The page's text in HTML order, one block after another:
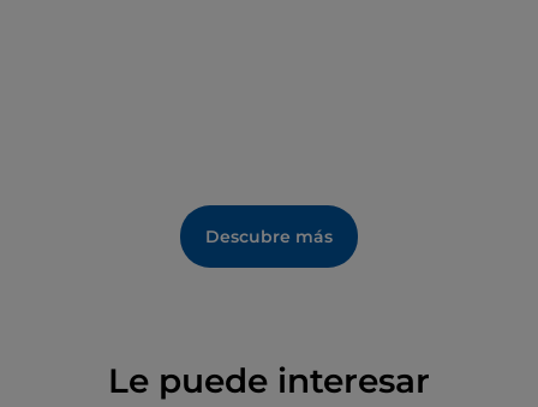
Descubre más
Le puede interesar